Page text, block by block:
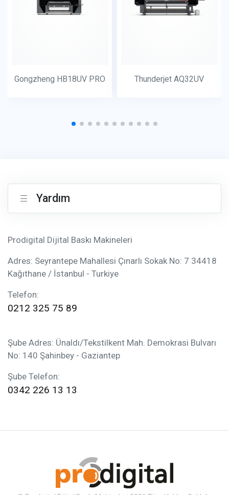
Gongzheng HB18UV PRO Thunderjet AQ32UV
Yardım
Prodigital Dijital Baskı Makineleri
Adres: Seyrantepe Mahallesi Çınarlı Sokak No: 7 34418
Kağıthane / İstanbul - Turkiye
Telefon:
0212 325 75 89
Şube Adres: Ünaldı/Tekstilkent Mah. Demokrasi Bulvarı
No: 140 Şahinbey - Gaziantep
Şube Telefon:
0342 226 13 13